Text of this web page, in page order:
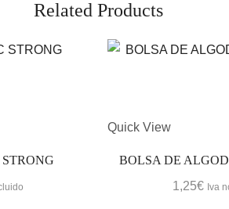
Related Products
Quick View
BOLSA DE
1,25€ Iva